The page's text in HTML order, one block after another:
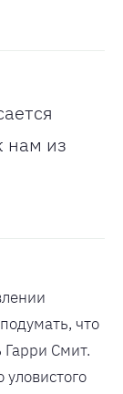
нам из
что
Гарри Смит.
уловистого